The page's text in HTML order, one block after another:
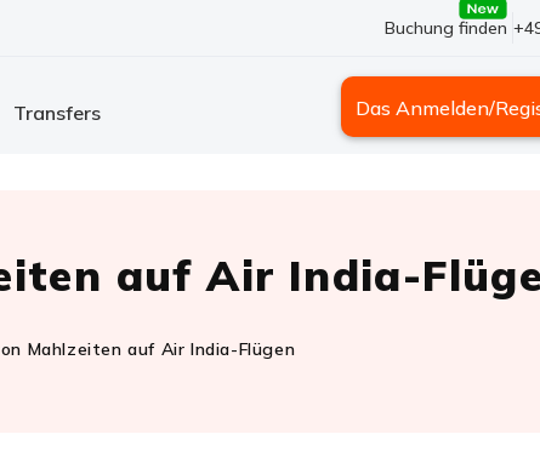
Buchung finden
Transfers Das Anmelden/
auf Air India-
Mahlzeiten auf Air India-Flügen